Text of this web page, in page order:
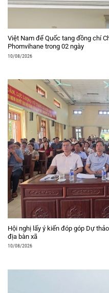
Việt Nam để Quốc tang đồng chí
Phomvihane trong 02 ngày
10/08/2026
Hội nghị lấy ý kiến đóp góp Dự
địa bàn xã
10/08/2026